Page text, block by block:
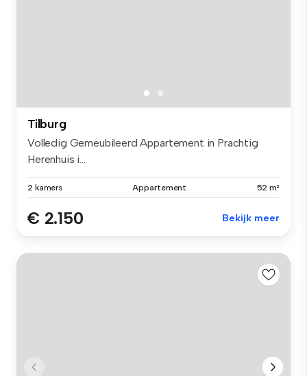
Tilburg
Volledig Gemeubileerd Appartement in Prachtig
Herenhuis i...
2 kamers Appartement 52 m²
€ 2.150 Bekijk meer